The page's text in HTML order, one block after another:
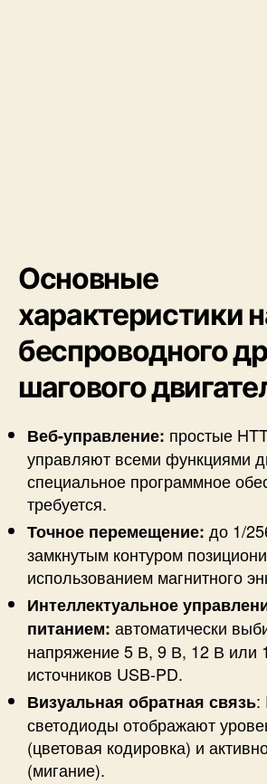
Основные
характеристики
беспроводного
шагового
Веб-управление: простые
управляют всеми функциями
специальное программное
требуется.
Точное перемещение: до 1/
замкнутым контуром
использованием магнитного
Интеллектуальное
питанием: автоматически
напряжение 5 В, 9 В, 12 В или
источников USB-PD.
Визуальная обратная связь:
светодиоды отображают
(цветовая кодировка) и
(мигание).